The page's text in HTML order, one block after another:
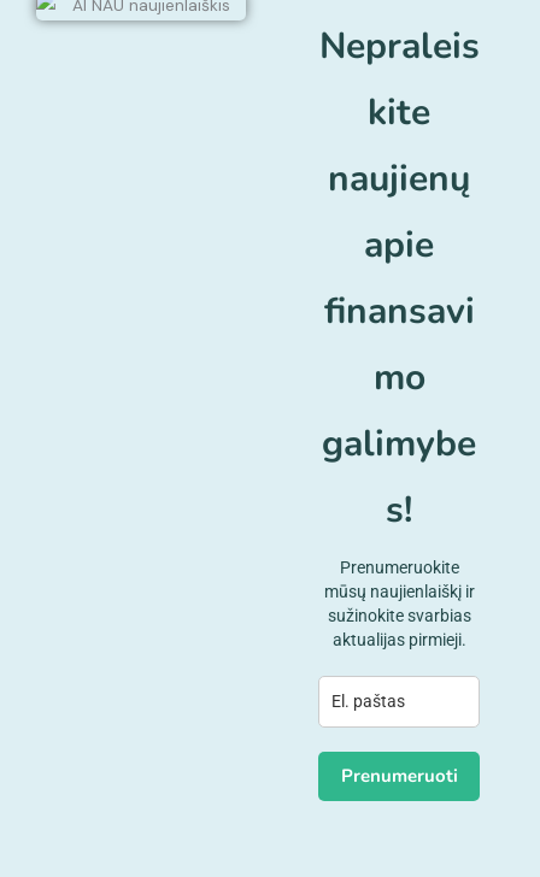
Nepraleis
kite
naujienų
apie
finansavi
mo
galimybe
s!
Prenumeruokite
mūsų naujienlaiškį ir
sužinokite svarbias
aktualijas pirmieji.
Prenumeruoti